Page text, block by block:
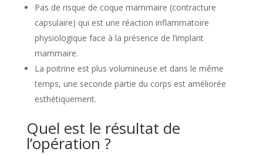
Pas de risque de coque mammaire (contracture
capsulaire) qui est une réaction inflammatoire
physiologique face à la présence de l’implant
mammaire.
La poitrine est plus volumineuse et dans le même
temps, une seconde partie du corps est améliorée
esthétiquement.
Quel est le résultat de
l’opération ?